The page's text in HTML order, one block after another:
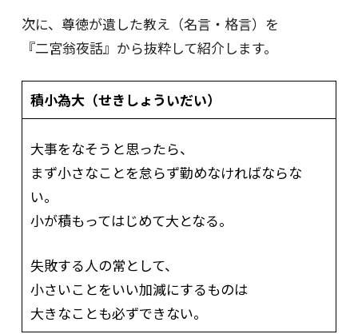
次に、尊徳が遺した教え（名言・格言）を
『二宮翁夜話』から抜粋して紹介します。
積小為大（せきしょういだい）
大事をなそうと思ったら、
まず小さなことを怠らず勤めなければならな
い。
小が積もってはじめて大となる。
失敗する人の常として、
小さいことをいい加減にするものは
大きなことも必ずできない。